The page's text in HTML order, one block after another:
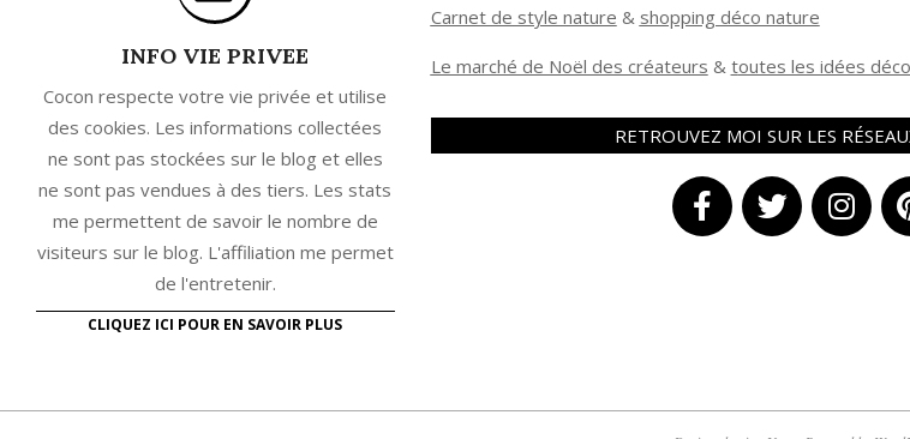
INFO VIE PRIVEE
Cocon respecte votre vie privée et utilise
des cookies. Les informations collectées
ne sont pas stockées sur le blog et elles
ne sont pas vendues à des tiers. Les stats
me permettent de savoir le nombre de
visiteurs sur le blog. L'affiliation me permet
de l'entretenir.
CLIQUEZ ICI POUR EN SAVOIR PLUS
Carnet de style nature & shopping déco nature
Le marché de Noël des créateurs & toutes les idées
RETROUVEZ MOI SUR LES